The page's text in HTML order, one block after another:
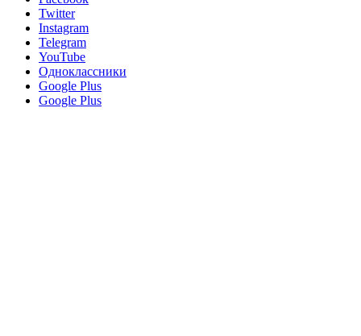
Twitter
Instagram
Telegram
YouTube
Одноклассники
Google Plus
Google Plus